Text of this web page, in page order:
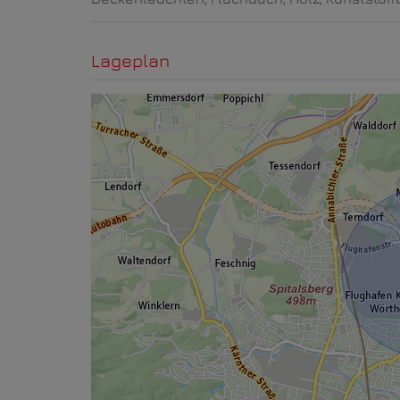
Lageplan